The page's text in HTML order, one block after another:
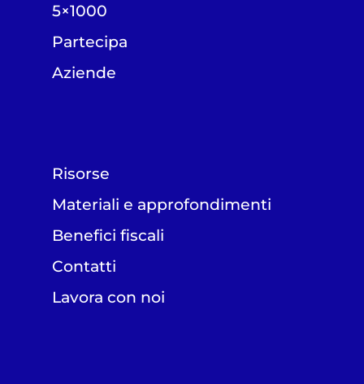
5×1000
Partecipa
Aziende
Risorse
Materiali e approfondimenti
Benefici fiscali
Contatti
Lavora con noi